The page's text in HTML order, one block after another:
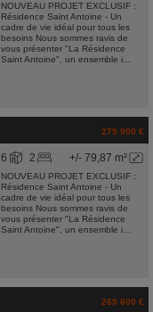
NOUVEAU PROJET EXCLUSIF :
Résidence Saint Antoine - Un
cadre de vie idéal pour tous les
besoins Nous sommes ravis de
vous présenter "La Résidence
Saint Antoine", un ensemble i...
279 900 €
+/- 79,87 m²
6 2
NOUVEAU PROJET EXCLUSIF :
Résidence Saint Antoine - Un
cadre de vie idéal pour tous les
besoins Nous sommes ravis de
vous présenter "La Résidence
Saint Antoine", un ensemble i...
269 600 €